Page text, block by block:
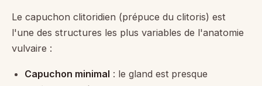
Le capuchon clitoridien (prépuce du clitoris) est
l'une des structures les plus variables de l'anatomie
vulvaire :
Capuchon minimal : le gland est presque